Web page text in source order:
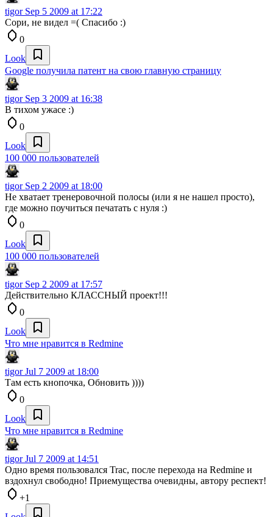
tigorSep 5 2009 at 17:22
Сори, не видел =( Спасибо :)
0
Look
Google получила патент на свою главную страницу
tigorSep 3 2009 at 16:38
В тихом ужасе :)
0
Look
100 000 пользователей
tigorSep 2 2009 at 18:00
Не хватает тренеровочной полосы (или я не нашел просто),
где можно поучиться печатать с нуля :)
0
Look
100 000 пользователей
tigorSep 2 2009 at 17:57
Действительно КЛАССНЫЙ проект!!!
0
Look
Что мне нравится в Redmine
tigorJul 7 2009 at 18:00
Там есть кнопочка, Обновить ))))
0
Look
Что мне нравится в Redmine
tigorJul 7 2009 at 14:51
Одно время пользовался Trac, после перехода на Redmine и
вздохнул свободно! Приемущества очевидны, автору респект!
+1